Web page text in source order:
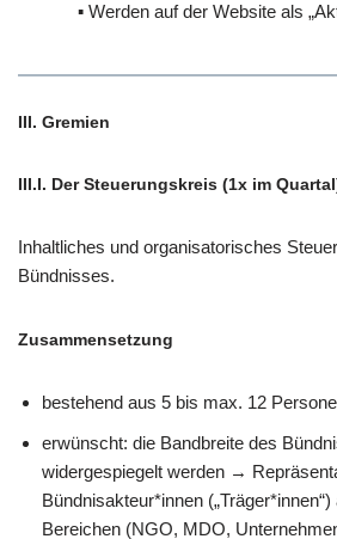
▪ Werden auf der Website als
III. Gremien
III.I. Der Steuerungskreis (1x im
Inhaltliches und organisatorisches
Bündnisses.
Zusammensetzung
bestehend aus 5 bis max. 12
erwünscht: die Bandbreite des
widergespiegelt werden →
Bündnisakteur*innen
Bereichen (NGO, MDO,